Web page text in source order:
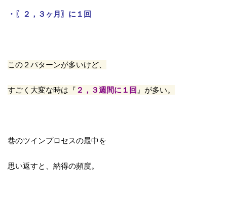
・〖２，３ヶ月〗に１回
この２パターンが多いけど、
すごく大変な時は『 ２，３週間に１回』が多い。
巷のツインプロセスの最中を
思い返すと、納得の頻度。